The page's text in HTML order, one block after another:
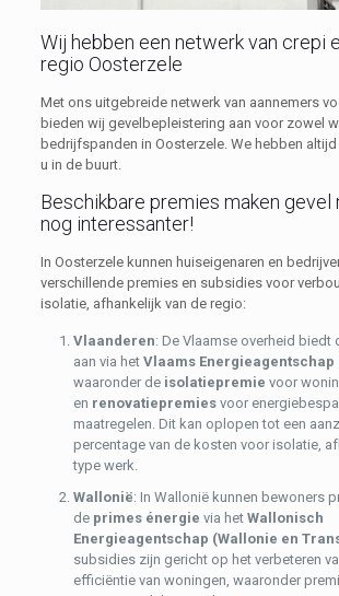
Wij hebben een netwerk van crepi
regio Oosterzele
Met ons uitgebreide netwerk van aannemers
bieden wij gevelbepleistering aan voor zowel
bedrijfspanden in Oosterzele. We hebben
u in de buurt.
Beschikbare premies maken gevel
nog interessanter!
In Oosterzele kunnen huiseigenaren en
verschillende premies en subsidies voor
isolatie, afhankelijk van de regio:
Vlaanderen: De Vlaamse overheid biedt
aan via het Vlaams Energieagentschap
waaronder de isolatiepremie voor
en renovatiepremiesvoor
maatregelen. Dit kan oplopen tot een
percentage van de kosten voor isolatie,
type werk.
Wallonië: In Wallonië kunnen bewoners
de primes énergie via het Wallonisch
Energieagentschap (Wallonie en
subsidies zijn gericht op het verbeteren
efficiëntie van woningen, waaronder